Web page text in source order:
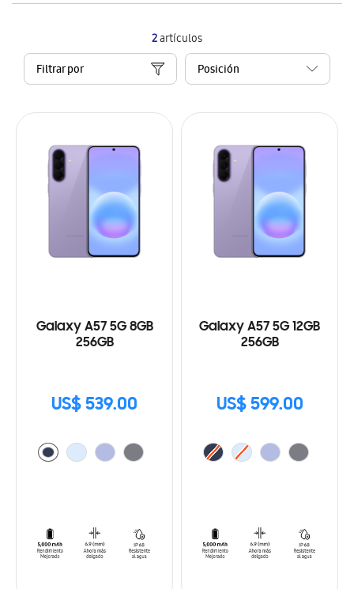
2artículos
Filtrar por
Galaxy A57 5G 8GB
256GB
US$ 539.00
Galaxy A57 5G 12GB
256GB
US$ 599.00